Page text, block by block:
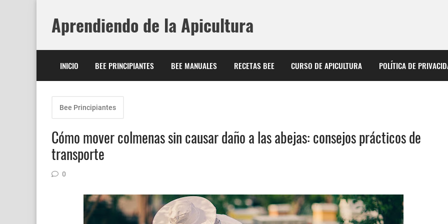
Aprendiendo de la Apicultura
INICIO BEE PRINCIPIANTES BEE MANUALES RECETAS BEE CURSO DE APICULTURA POLÍTICA DE
Bee Principiantes
Cómo mover colmenas sin causar daño a las abejas: consejos prácticos de
transporte
0